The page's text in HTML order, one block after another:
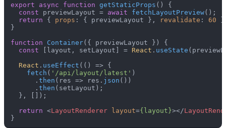
export async function getStaticProps ( ) {
const previewLayout = await fetchLayoutPreview();
return { props : { previewLayout }, revalidate : 60
}
function
Container( { previewLayout } ) {
const [layout, setLayout] = React . useState
React . useEffect ( () => {
fetch ( '/api/layout/latest' )
      .
then ( res => res. json ())
      .
then (setLayout);
  }, []);
return <LayoutRenderer layout={layout}></
}